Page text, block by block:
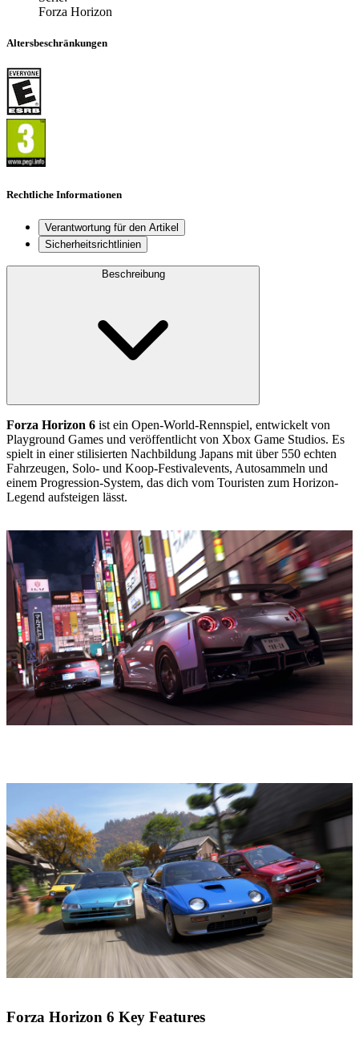
Forza Horizon
Altersbeschränkungen
Rechtliche Informationen
Verantwortung für den Artikel
Sicherheitsrichtlinien
Beschreibung
Forza Horizon 6 ist ein Open-World-Rennspiel, entwickelt von
Playground Games und veröffentlicht von Xbox Game Studios. Es
spielt in einer stilisierten Nachbildung Japans mit über 550 echten
Fahrzeugen, Solo- und Koop-Festivalevents, Autosammeln und
einem Progression-System, das dich vom Touristen zum Horizon-
Legend aufsteigen lässt.
Forza Horizon 6 Key Features